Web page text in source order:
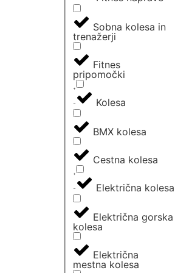
Sobna kolesa in
trenažerji
Fitnes
pripomočki
Kolesa
BMX kolesa
Cestna kolesa
Električna kolesa
Električna gorska
kolesa
Električna
mestna kolesa